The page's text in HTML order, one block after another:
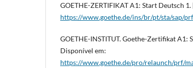
GOETHE-ZERTIFIKAT A1: Start Deutsch
https://www.goethe.de/ins/br/pt/sta/sap/
GOETHE-INSTITUT. Goethe-Zertifikat A1:
Disponível em:
https://www.goethe.de/pro/relaunch/prf/